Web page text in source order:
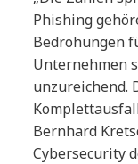
Phishing
Bedrohungen
Unternehmen
unzureichend.
Bernhard
Cybersecurity